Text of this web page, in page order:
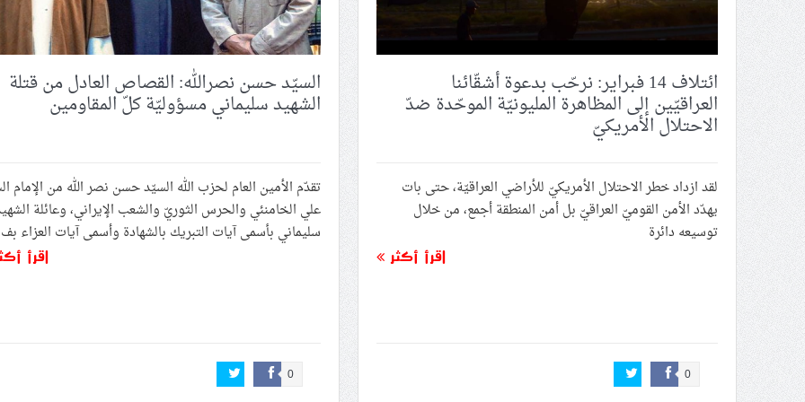
ائتلاف 14 فبراير: نرحّب بدعوة أشقّائنا
العراقيّين إلى المظاهرة المليونيّة الموحّدة ضدّ
الاحتلال الأمريكيّ
لقد ازداد خطر الاحتلال الأمريكيّ للأراضي العراقيّة، حتى بات
يهدّد الأمن القوميّ العراقيّ بل أمن المنطقة أجمع، من خلال
توسيعه دائرة
اقرأ أكثر
0
السيّد حسن نصرالله: القصاص العادل من قتلة
الشهيد سليماني مسؤوليّة كلّ المقاومين
تقدّم الأمين العام لحزب الله السيّد حسن نصر الله من الإمام
علي الخامنئي والحرس الثوريّ والشعب الإيراني، وعائلة
سليماني بأسمى آيات التبريك بالشهادة وأسمى آيات العزاء
اقرأ
0